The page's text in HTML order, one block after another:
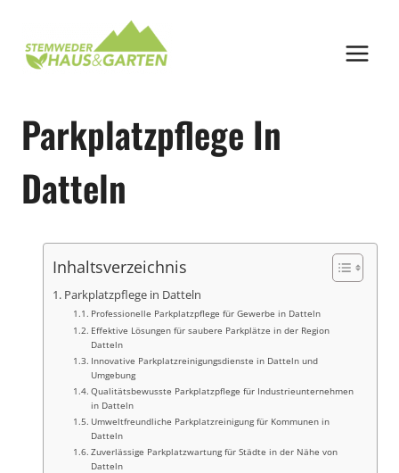
springen
Parkplatzpflege In
Datteln
Inhaltsverzeichnis
Parkplatzpflege in Datteln
Professionelle Parkplatzpflege für Gewerbe in Datteln
Effektive Lösungen für saubere Parkplätze in der Region
Datteln
Innovative Parkplatzreinigungsdienste in Datteln und
Umgebung
Qualitätsbewusste Parkplatzpflege für Industrieunternehmen
in Datteln
Umweltfreundliche Parkplatzreinigung für Kommunen in
Datteln
Zuverlässige Parkplatzwartung für Städte in der Nähe von
Datteln